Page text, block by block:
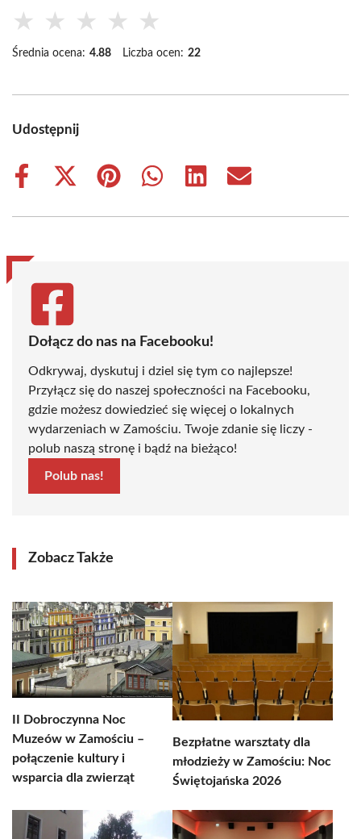
★ ★ ★ ★ ★
Średnia ocena: 4.88 Liczba ocen: 22
Udostępnij
Share
Share
(Twitter)
Share
Share
Share
Share
Dołącz do nas na Facebooku!
Odkrywaj, dyskutuj i dziel się tym co najlepsze!
Przyłącz się do naszej społeczności na Facebooku,
gdzie możesz dowiedzieć się więcej o lokalnych
wydarzeniach w Zamościu. Twoje zdanie się liczy -
polub naszą stronę i bądź na bieżąco!
Polub nas!
Zobacz Także
II Dobroczynna Noc
Muzeów w Zamościu –
połączenie kultury i
wsparcia dla zwierząt
Bezpłatne warsztaty dla
młodzieży w Zamościu: Noc
Świętojańska 2026